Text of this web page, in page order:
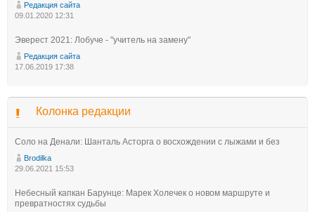
Редакция сайта
09.01.2020 12:31
Эверест 2021: Лобуче - "учитель на замену"
Редакция сайта
17.06.2019 17:38
Колонка редакции
Соло на Денали: Шанталь Асторга о восхождении с лыжами и без
Brodilka
29.06.2021 15:53
Небесный капкан Барунце: Марек Холечек о новом маршруте и
превратностях судьбы